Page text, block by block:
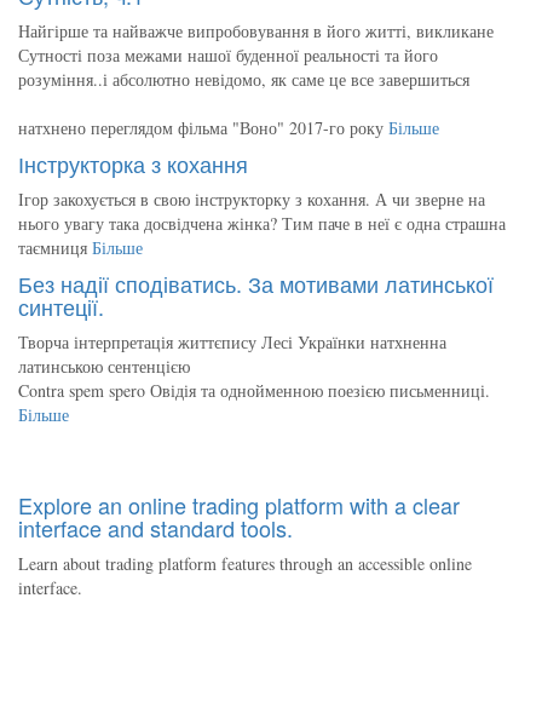
Найгірше та найважче випробовування в його житті, викликане
Сутності поза межами нашої буденної реальності та його
розуміння..і абсолютно невідомо, як саме це все завершиться
натхнено переглядом фільма "Воно" 2017-го року Більше
Інструкторка з кохання
Ігор закохується в свою інструкторку з кохання. А чи зверне на
нього увагу така досвідчена жінка? Тим паче в неї є одна страшна
таємниця Більше
Без надії сподіватись. За мотивами латинської
синтеції.
Творча інтерпретація життєпису Лесі Українки натхненна
латинською сентенцією
Contra spem spero Овідія та однойменною поезією письменниці.
Більше
Explore an online trading platform with a clear
interface and standard tools.
Learn about trading platform features through an accessible online
interface.